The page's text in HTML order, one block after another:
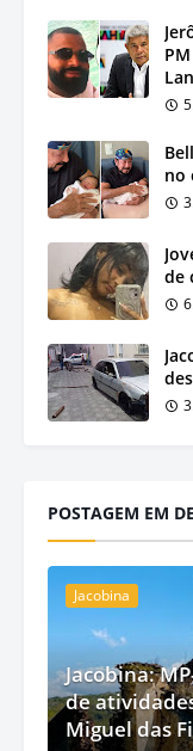
no
de
POSTAGEM EM
Jacobina
Jacobina:
de
Miguel das